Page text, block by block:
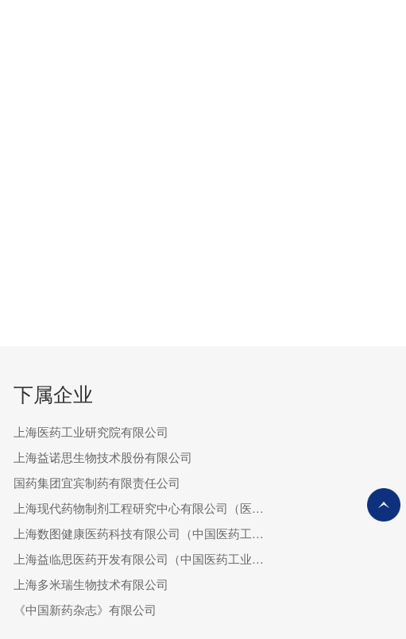
下属企业
上海医药工业研究院有限公司
上海益诺思生物技术股份有限公司
国药集团宜宾制药有限责任公司
上海现代药物制剂工程研究中心有限公司（医药先进制造国家工程研究中心）
上海数图健康医药科技有限公司（中国医药工业信息中心）
上海益临思医药开发有限公司（中国医药工业研究总院临床研究中心）
上海多米瑞生物技术有限公司
《中国新药杂志》有限公司